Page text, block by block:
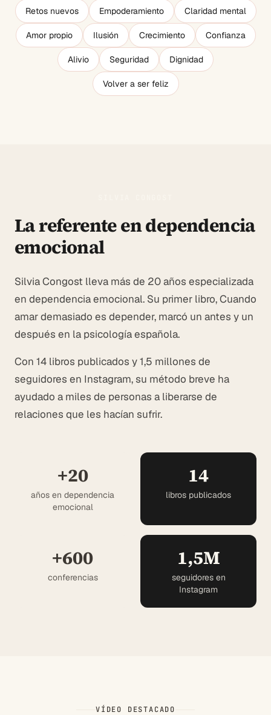
Retos nuevos Empoderamiento Claridad mental
Amor propio Ilusión Crecimiento Confianza
Alivio Seguridad Dignidad
Volver a ser feliz
La referente en dependencia
emocional
Silvia Congost lleva más de 20 años especializada
en dependencia emocional. Su primer libro, Cuando
amar demasiado es depender, marcó un antes y un
después en la psicología española.
Con 14 libros publicados y 1,5 millones de
seguidores en Instagram, su método breve ha
ayudado a miles de personas a liberarse de
relaciones que les hacían sufrir.
+20
años en dependencia
emocional
14
libros publicados
+600
conferencias
1,5M
seguidores en
Instagram
VÍDEO DESTACADO